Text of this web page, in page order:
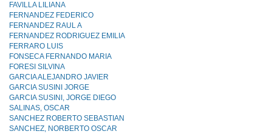
FAVILLA LILIANA
FERNANDEZ FEDERICO
FERNANDEZ RAUL A
FERNANDEZ RODRIGUEZ EMILIA
FERRARO LUIS
FONSECA FERNANDO MARIA
FORESI SILVINA
GARCIA ALEJANDRO JAVIER
GARCIA SUSINI JORGE
GARCIA SUSINI, JORGE DIEGO
SALINAS, OSCAR
SANCHEZ ROBERTO SEBASTIAN
SANCHEZ, NORBERTO OSCAR